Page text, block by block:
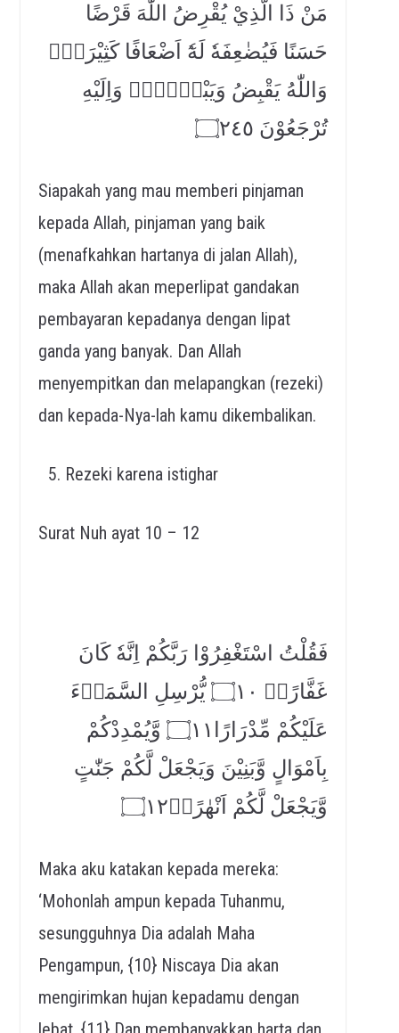
مَنْ ذَا الَّذِيْ يُقْرِضُ اللّٰهَ قَرْضًا
حَسَنًا فَيُضٰعِفَهٗ لَهٗٓ اَضْعَافًا كَثِيْرَةًۗ
وَاللّٰهُ يَقْبِضُ وَيَبْصُۣطُۖ وَاِلَيْهِ
تُرْجَعُوْنَ ۝٢٤٥
Siapakah yang mau memberi pinjaman
kepada Allah, pinjaman yang baik
(menafkahkan hartanya di jalan Allah),
maka Allah akan meperlipat gandakan
pembayaran kepadanya dengan lipat
ganda yang banyak. Dan Allah
menyempitkan dan melapangkan (rezeki)
dan kepada-Nya-lah kamu dikembalikan.
Rezeki karena istighar
Surat Nuh ayat 10 – 12
فَقُلْتُ اسْتَغْفِرُوْا رَبَّكُمْ اِنَّهٗ كَانَ
غَفَّارًاۙ ۝١٠ يُّرْسِلِ السَّمَاۤءَ
عَلَيْكُمْ مِّدْرَارًا۝١١ وَّيُمْدِدْكُمْ
بِاَمْوَالٍ وَّبَنِيْنَ وَيَجْعَلْ لَّكُمْ جَنّٰتٍ
وَّيَجْعَلْ لَّكُمْ اَنْهٰرًاۗ۝١٢
Maka aku katakan kepada mereka:
‘Mohonlah ampun kepada Tuhanmu,
sesungguhnya Dia adalah Maha
Pengampun, {10} Niscaya Dia akan
mengirimkan hujan kepadamu dengan